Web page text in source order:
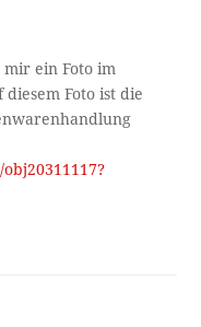
ein Foto im
Foto ist die